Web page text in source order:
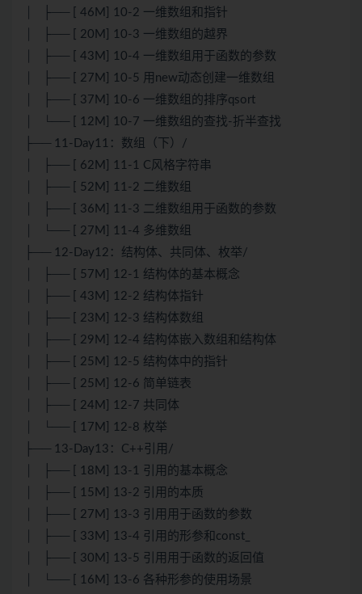
│ ├── [ 46M] 10-2 一维数组和指针
│ ├── [ 20M] 10-3 一维数组的越界
│ ├── [ 43M] 10-4 一维数组用于函数的参数
│ ├── [ 27M] 10-5 用new动态创建一维数组
│ ├── [ 37M] 10-6 一维数组的排序qsort
│ └── [ 12M] 10-7 一维数组的查找-折半查找
├── 11-Day11：数组（下）/
│ ├── [ 62M] 11-1 C风格字符串
│ ├── [ 52M] 11-2 二维数组
│ ├── [ 36M] 11-3 二维数组用于函数的参数
│ └── [ 27M] 11-4 多维数组
├── 12-Day12：结构体、共同体、枚举/
│ ├── [ 57M] 12-1 结构体的基本概念
│ ├── [ 43M] 12-2 结构体指针
│ ├── [ 23M] 12-3 结构体数组
│ ├── [ 29M] 12-4 结构体嵌入数组和结构体
│ ├── [ 25M] 12-5 结构体中的指针
│ ├── [ 25M] 12-6 简单链表
│ ├── [ 24M] 12-7 共同体
│ └── [ 17M] 12-8 枚举
├── 13-Day13：C++引用/
│ ├── [ 18M] 13-1 引用的基本概念
│ ├── [ 15M] 13-2 引用的本质
│ ├── [ 27M] 13-3 引用用于函数的参数
│ ├── [ 33M] 13-4 引用的形参和const_
│ ├── [ 30M] 13-5 引用用于函数的返回值
│ └── [ 16M] 13-6 各种形参的使用场景